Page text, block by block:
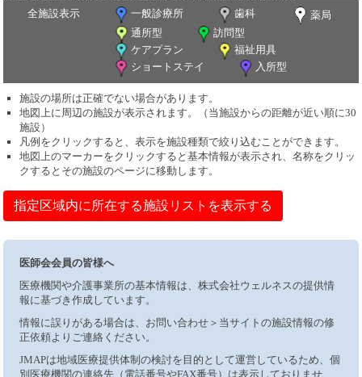
全施設表示 一般診療所 歯科
薬局
通所型
訪問型
ケアプラン
福祉用具
ショートステイ
入所型
施設の場所は正確でない場合があります。
地図上に周辺の施設が表示されます。（当施設からの距離が近い順に30
施設）
凡例をクリックすると、表示を施設種類で絞り込むことができます。
地図上のマーカーをクリックすると基本情報が表示され、名称をクリッ
クするとその施設のページに移動します。
指定区域内に所在する施設リストを表示する
医師会会員の皆様へ
医療機関や介護事業所の基本情報は、株式会社ウェルネスの提供情
報に基づき作成しています。
情報に誤りがある場合は、お問い合わせ＞当サイトの施設情報の修
正依頼よりご連絡ください。
JMAPは地域医療提供体制の検討を目的として運営しているため、個
別医療機関の連絡先（電話番号やFAX番号）は表示しておりませ